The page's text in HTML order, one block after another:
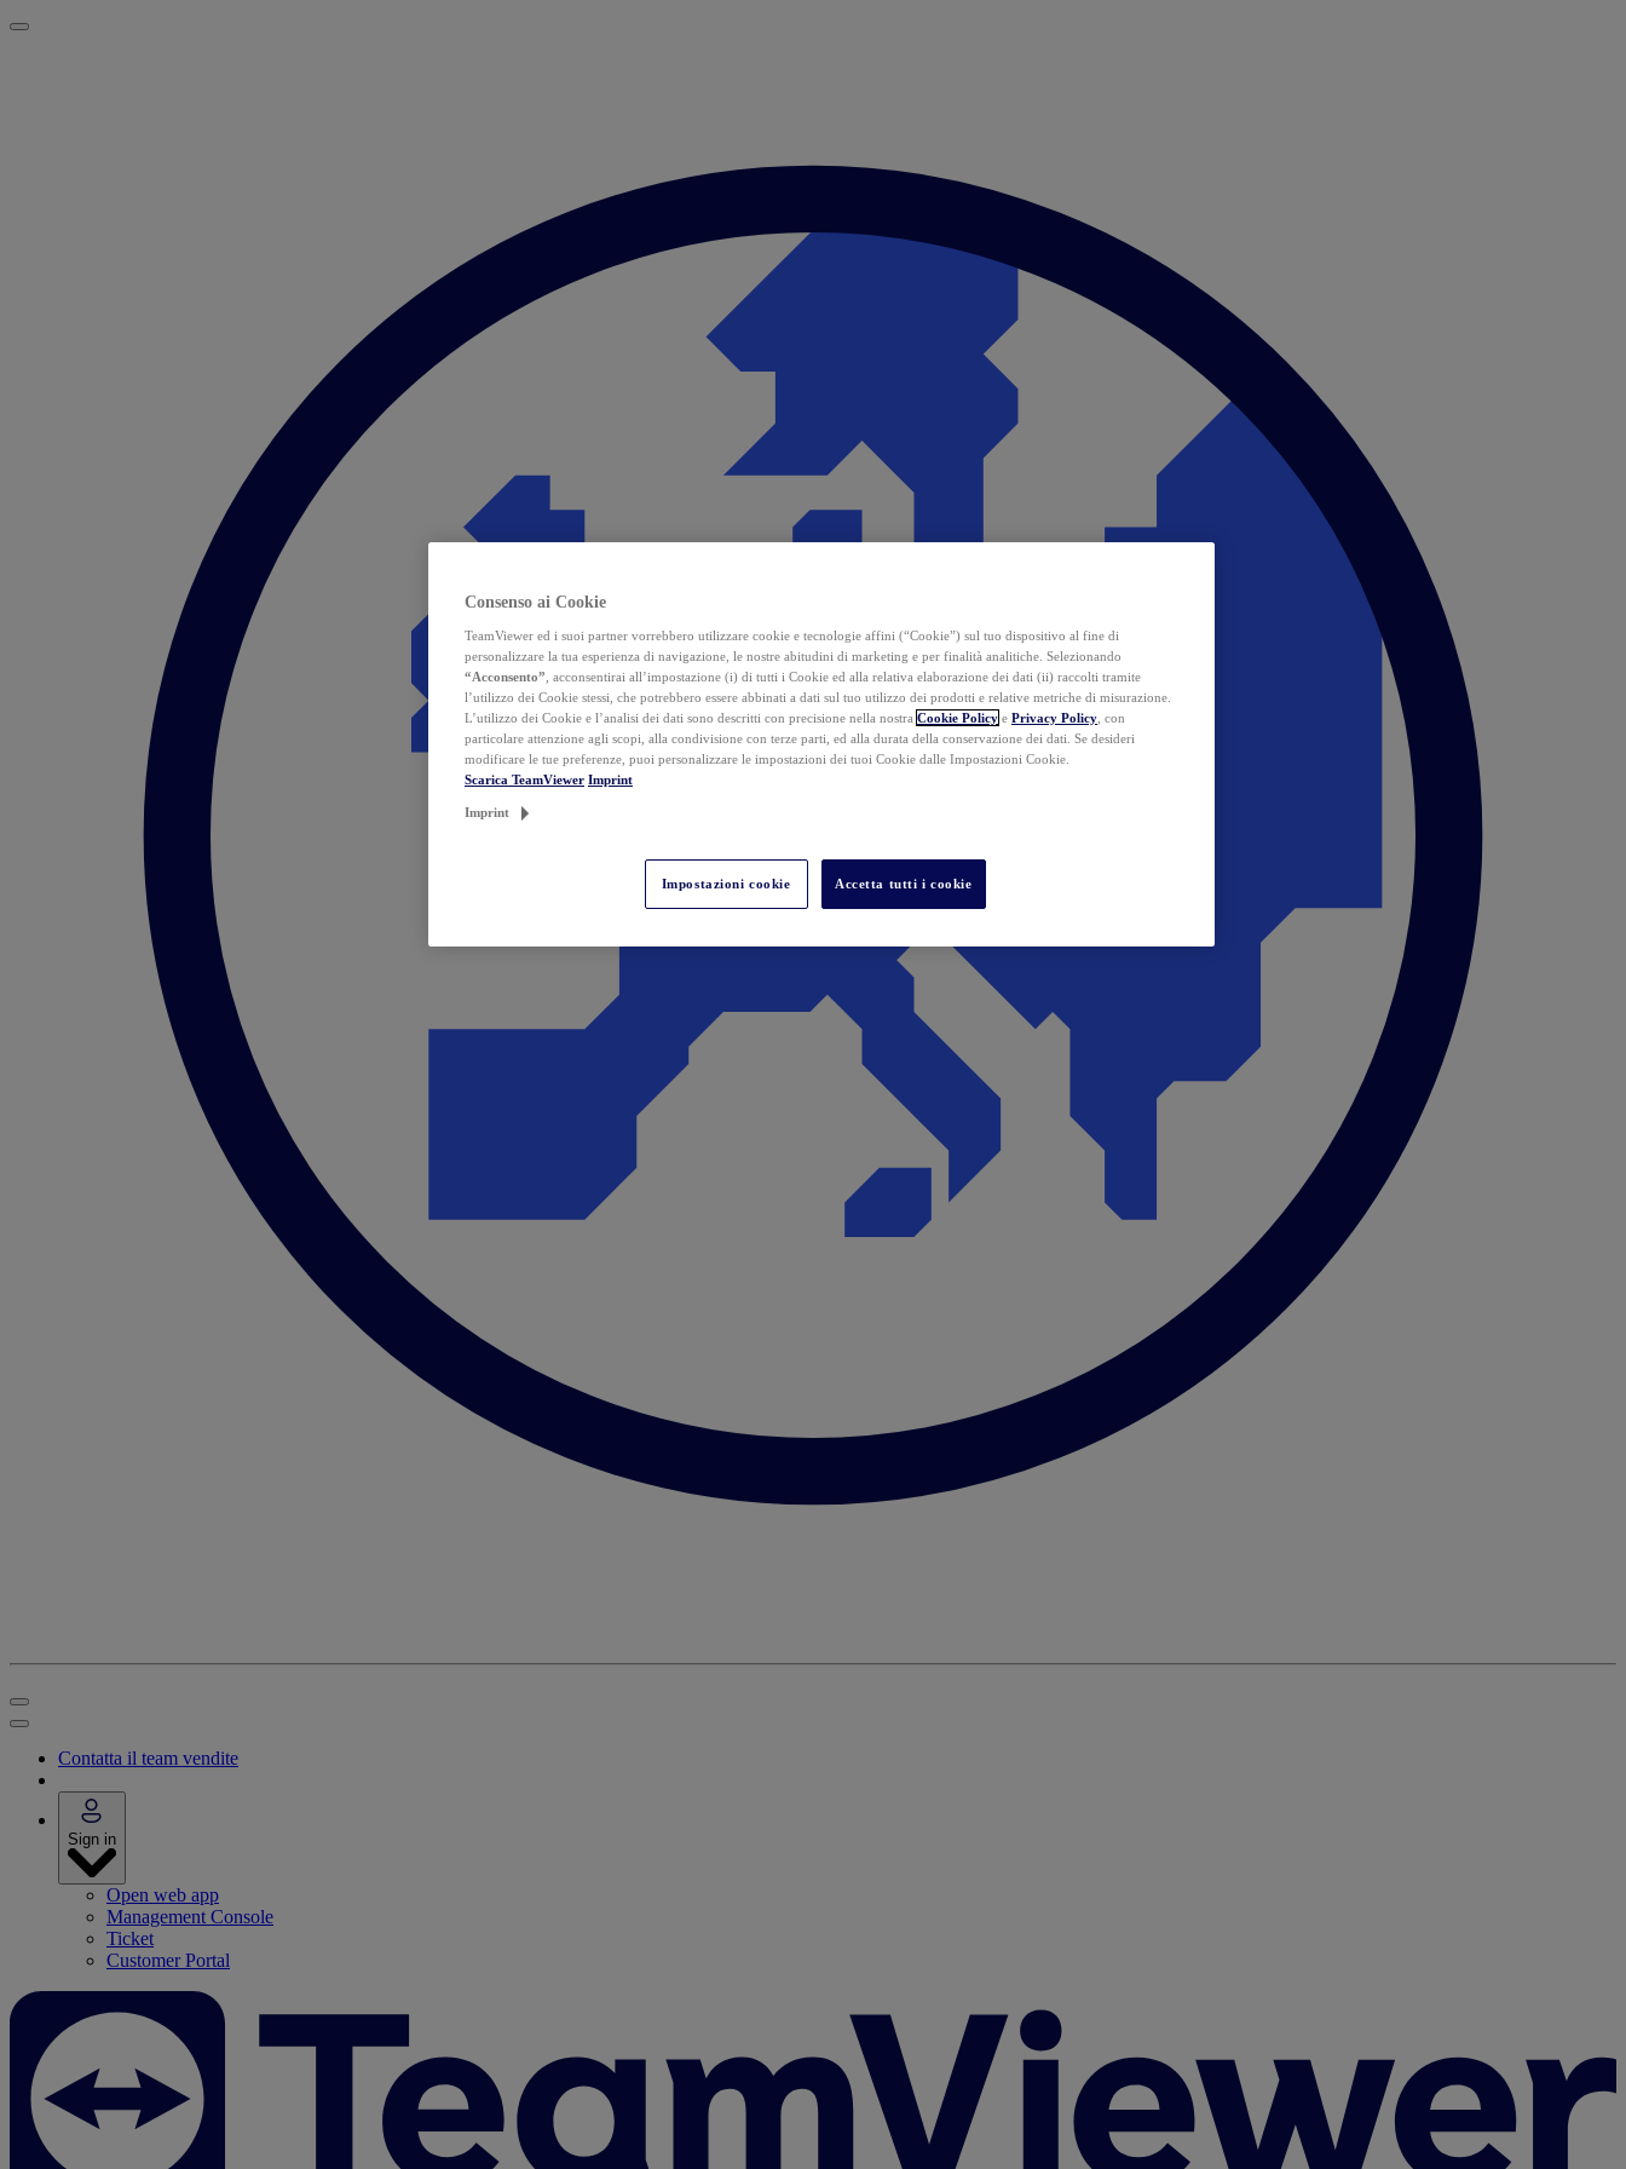
Contatta il team vendite
Sign in
Open web app
Management Console
Ticket
Customer Portal
Consenso ai Cookie
TeamViewer ed i suoi partner vorrebbero utilizzare cookie e tecnologie affini (“Cookie”) sul tuo dispositivo al fine di
personalizzare la tua esperienza di navigazione, le nostre abitudini di marketing e per finalità analitiche. Selezionando
“Acconsento” , acconsentirai all’impostazione (i) di tutti i Cookie ed alla relativa elaborazione dei dati (ii) raccolti tramite
l’utilizzo dei Cookie stessi, che potrebbero essere abbinati a dati sul tuo utilizzo dei prodotti e relative metriche di misurazione.
L’utilizzo dei Cookie e l’analisi dei dati sono descritti con precisione nella nostra Cookie Policy e Privacy Policy , con
particolare attenzione agli scopi, alla condivisione con terze parti, ed alla durata della conservazione dei dati. Se desideri
modificare le tue preferenze, puoi personalizzare le impostazioni dei tuoi Cookie dalle Impostazioni Cookie.
Scarica TeamViewer Imprint
Imprint
Impostazioni cookie Accetta tutti i cookie